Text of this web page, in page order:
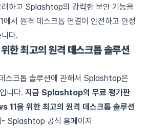
려하고 Splashtop의 강력한 보안 기능을
서 원격 데스크톱 연결이 안전하고 안정
다.
최고의 원격 데스크톱 솔루션
스크톱 솔루션에 관해서 Splashtop은
니다. 지금 Splashtop의 무료 평가판
11을 위한 최고의 원격 데스크톱 솔루션
- Splashtop 공식 홈페이지